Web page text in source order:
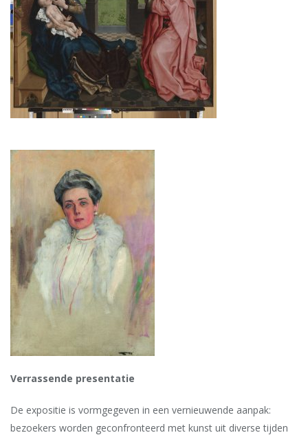
Verrassende presentatie
De expositie is vormgegeven in een vernieuwende aanpak:
bezoekers worden geconfronteerd met kunst uit diverse tijden